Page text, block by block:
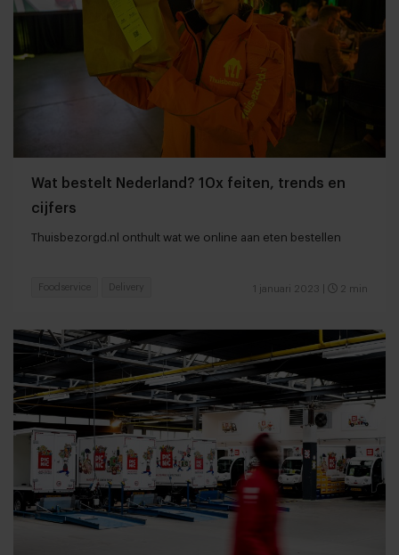
Wat bestelt Nederland? 10x feiten, trends en
cijfers
Thuisbezorgd.nl onthult wat we online aan eten bestellen
1 januari 2023 2 min
Foodservice Delivery